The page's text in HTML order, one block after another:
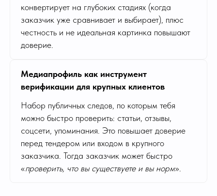
конвертирует на глубоких стадиях (когда
заказчик уже сравнивает и выбирает), плюс
честность и не идеальная картинка повышают
доверие.
Медиапрофиль как инструмент
верификации для крупных клиентов
Набор публичных следов, по которым тебя
можно быстро проверить: статьи, отзывы,
соцсети, упоминания. Это повышает доверие
перед тендером или входом в крупного
заказчика. Тогда заказчик может быстро
«проверить, что вы существуете и вы норм».